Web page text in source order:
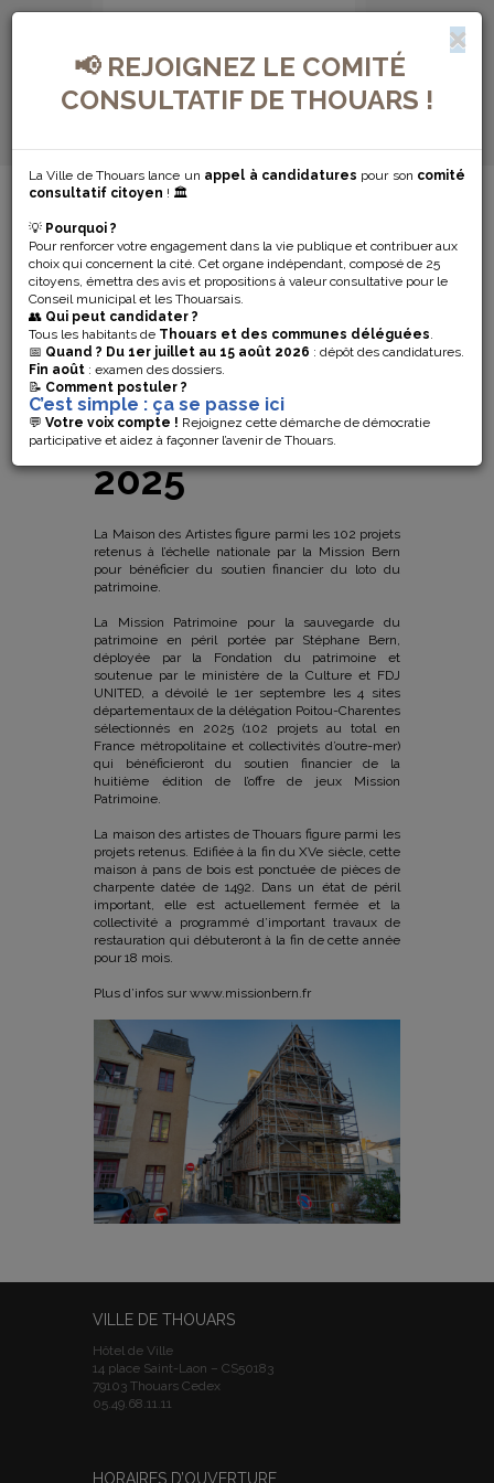
📢 REJOIGNEZ LE COMITÉ
CONSULTATIF DE THOUARS !
La Ville de Thouars lance un appel à candidatures pour son comité
consultatif citoyen ! 🏛️
💡 Pourquoi ?
Pour renforcer votre engagement dans la vie publique et contribuer aux
choix qui concernent la cité. Cet organe indépendant, composé de 25
citoyens, émettra des avis et propositions à valeur consultative pour le
Conseil municipal et les Thouarsais.
👥 Qui peut candidater ?
Tous les habitants de Thouars et des communes déléguées.
📅 Quand ? Du 1er juillet au 15 août 2026 : dépôt des candidatures.
Fin août : examen des dossiers.
📝 Comment postuler ?
C’est simple : ça se passe ici
💬 Votre voix compte ! Rejoignez cette démarche de démocratie
participative et aidez à façonner l’avenir de Thouars.
MENU DE NAVIGATION...
LA MAISON DES
ARTISTES
RETENUE AU
LOTO DU
PATRIMOINE
2025
La Maison des Artistes figure parmi les 102 projets
retenus à l’échelle nationale par la Mission Bern
pour bénéficier du soutien financier du loto du
patrimoine.
La Mission Patrimoine pour la sauvegarde du
patrimoine en péril portée par Stéphane Bern,
déployée par la Fondation du patrimoine et
soutenue par le ministère de la Culture et FDJ
UNITED, a dévoilé le 1er septembre les 4 sites
départementaux de la délégation Poitou-Charentes
sélectionnés en 2025 (102 projets au total en
France métropolitaine et collectivités d’outre-mer)
qui bénéficieront du soutien financier de la
huitième édition de l’offre de jeux Mission
Patrimoine.
La maison des artistes de Thouars figure parmi les
projets retenus. Edifiée à la fin du XVe siècle, cette
maison à pans de bois est ponctuée de pièces de
charpente datée de 1492. Dans un état de péril
important, elle est actuellement fermée et la
collectivité a programmé d’important travaux de
restauration qui débuteront à la fin de cette année
pour 18 mois.
Plus d’infos sur www.missionbern.fr
VILLE DE THOUARS
Hôtel de Ville
14 place Saint-Laon – CS50183
79103 Thouars Cedex
05.49.68.11.11
HORAIRES D’OUVERTURE